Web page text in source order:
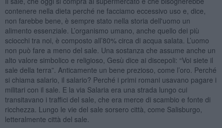
contenere nella dieta perché ne facciamo eccessivo uso e, dice,
non farebbe bene, è sempre stato nella storia dell'uomo un
alimento essenziale. L’organismo umano, anche quello dei più
sciocchi tra noi, è composto all’80% circa di acqua salata. L’uomo
non può fare a meno del sale. Una sostanza che assume anche un
alto valore simbolico e religioso, Gesù dice ai discepoli: “Voi siete il
sale della terra”. Anticamente un bene prezioso, come l’oro. Perché
si chiama salario, il salario? Perché i primi romani usavano pagare i
militari con il sale. E la via Salaria era una strada lungo cui
transitavano i traffici del sale, che era merce di scambio e fonte di
ricchezza. Lungo le vie del sale sorsero città, come Salisburgo,
letteralmente città del sale.